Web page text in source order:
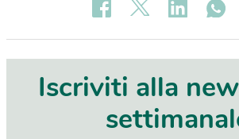
Iscriviti alla